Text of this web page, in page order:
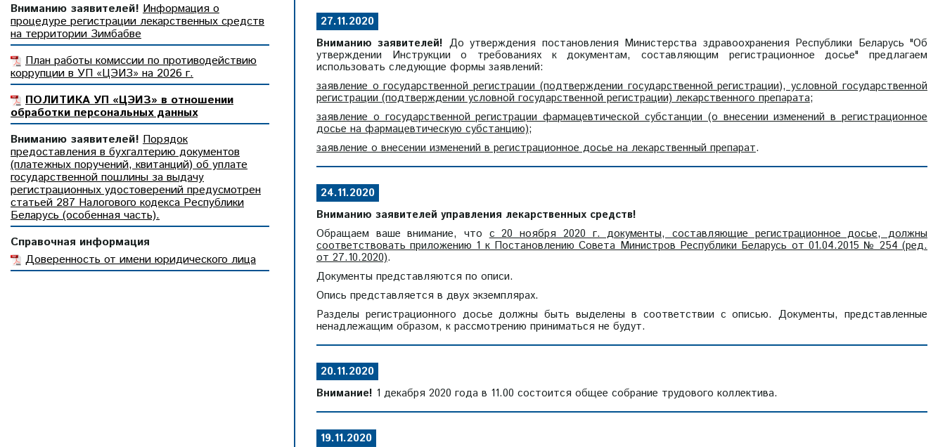
Вниманию заявителей! Информация о
процедуре регистрации лекарственных средств
на территории Зимбабве
План работы комиссии по противодействию
коррупции в УП «ЦЭИЗ» на 2026 г.
ПОЛИТИКА УП «ЦЭИЗ» в отношении
обработки персональных данных
Вниманию заявителей! Порядок
предоставления в бухгалтерию документов
(платежных поручений, квитанций) об уплате
государственной пошлины за выдачу
регистрационных удостоверений предусмотрен
статьей 287 Налогового кодекса Республики
Беларусь (особенная часть).
Справочная информация
Доверенность от имени юридического лица
27.11.2020
Вниманию заявителей! До утверждения постановления Министерства здравоохранения Республики Беларусь "Об
утверждении Инструкции о требованиях к документам, составляющим регистрационное досье" предлагаем
использовать следующие формы заявлений:
заявление о государственной регистрации (подтверждении государственной регистрации), условной государственной
регистрации (подтверждении условной государственной регистрации) лекарственного препарата;
заявление о государственной регистрации фармацевтической субстанции (о внесении изменений в регистрационное
досье на фармацевтическую субстанцию);
заявление о внесении изменений в регистрационное досье на лекарственный препарат.
24.11.2020
Вниманию заявителей управления лекарственных средств!
Обращаем ваше внимание, чтос 20 ноября 2020 г. документы, составляющие регистрационное досье, должны
соответствовать приложению 1 к Постановлению Совета Министров Республики Беларусь от 01.04.2015 № 254 (ред.
от 27.10.2020).
Документы представляются по описи.
Опись представляется в двух экземплярах.
Разделы регистрационного досье должны быть выделены в соответствии с описью. Документы, представленные
ненадлежащим образом, к рассмотрению приниматься не будут.
20.11.2020
Внимание! 1 декабря 2020 года в 11.00 состоится общее собрание трудового коллектива.
19.11.2020